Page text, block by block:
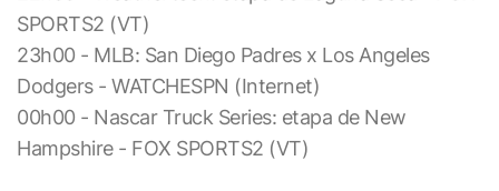
SPORTS2 (VT)
23h00 - MLB: San Diego Padres x Los Angeles
Dodgers - WATCHESPN (Internet)
00h00 - Nascar Truck Series: etapa de New
Hampshire - FOX SPORTS2 (VT)